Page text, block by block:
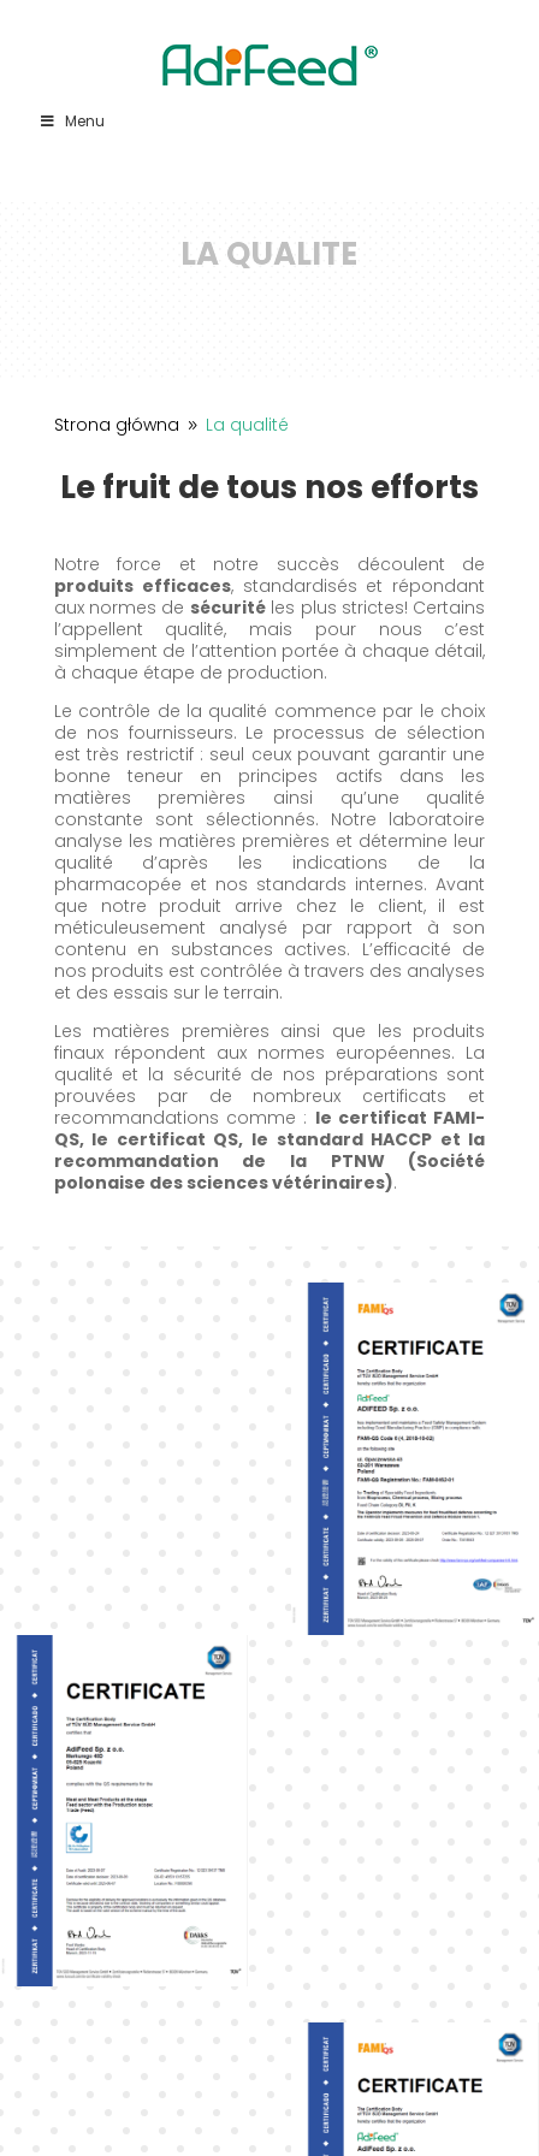
Menu
LA QUALITE
Strona główna 9 La qualité
Le fruit de tous nos efforts
Notre force et notre succès découlent de
produits efficaces, standardisés et répondant
aux normes de sécuritéles plus strictes! Certains
l’appellent qualité, mais pour nous c’est
simplement de l’attention portée à chaque détail,
à chaque étape de production.
Le contrôle de la qualité commence par le choix
de nos fournisseurs. Le processus de sélection
est très restrictif : seul ceux pouvant garantir une
bonne teneur en principes actifs dans les
matières premières ainsi qu’une qualité
constante sont sélectionnés. Notre laboratoire
analyse les matières premières et détermine leur
qualité d’après les indications de la
pharmacopée et nos standards internes. Avant
que notre produit arrive chez le client, il est
méticuleusement analysé par rapport à son
contenu en substances actives. L’efficacité de
nos produits est contrôlée à travers des analyses
et des essais sur le terrain.
Les matières premières ainsi que les produits
finaux répondent aux normes européennes. La
qualité et la sécurité de nos préparations sont
prouvées par de nombreux certificats et
recommandations comme : le certificat FAMI-
QS, le certificat QS, le standard HACCP et la
recommandation de la PTNW (Société
polonaise des sciences vétérinaires).